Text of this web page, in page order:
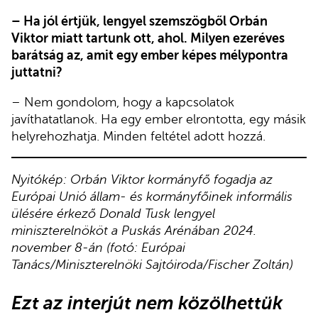
– Ha jól értjük, lengyel szemszögből Orbán
Viktor miatt tartunk ott, ahol. Milyen ezeréves
barátság az, amit egy ember képes mélypontra
juttatni?
– Nem gondolom, hogy a kapcsolatok
javíthatatlanok. Ha egy ember elrontotta, egy másik
helyrehozhatja. Minden feltétel adott hozzá.
Nyitókép: Orbán Viktor kormányfő fogadja az
Európai Unió állam- és kormányfőinek informális
ülésére érkező Donald Tusk lengyel
miniszterelnököt a Puskás Arénában 2024.
november 8-án (fotó: Európai
Tanács/Miniszterelnöki Sajtóiroda/Fischer Zoltán)
Ezt az interjút nem közölhettük